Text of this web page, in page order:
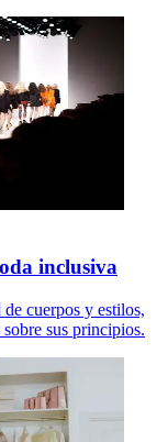
inclusiva
cuerpos y estilos,
sus principios.